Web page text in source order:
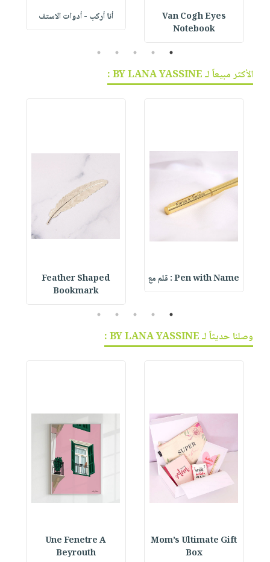
Van Cogh Eyes
Notebook
أنا أركب - أدوات الاستف
1
2
3
4
5
الأكثر مبيعاً لـ BY LANA YASSINE :
Pen with Name : قلم مع
Feather Shaped
Bookmark
1
2
3
4
5
وصلنا حديثاً لـ BY LANA YASSINE :
Mom’s Ultimate Gift
Box
Une Fenetre A
Beyrouth